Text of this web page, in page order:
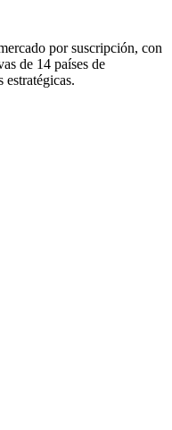
por suscripción, con
de 14 países de
estratégicas.